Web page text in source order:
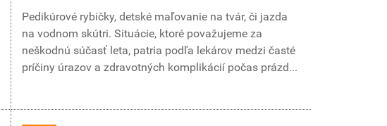
Pedikúrové rybičky, detské maľovanie na tvár, či jazda
na vodnom skútri. Situácie, ktoré považujeme za
neškodnú súčasť leta, patria podľa lekárov medzi časté
príčiny úrazov a zdravotných komplikácií počas prázd...